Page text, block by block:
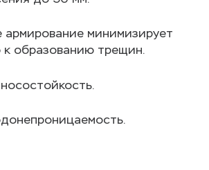
армирование минимизирует
образованию трещин.